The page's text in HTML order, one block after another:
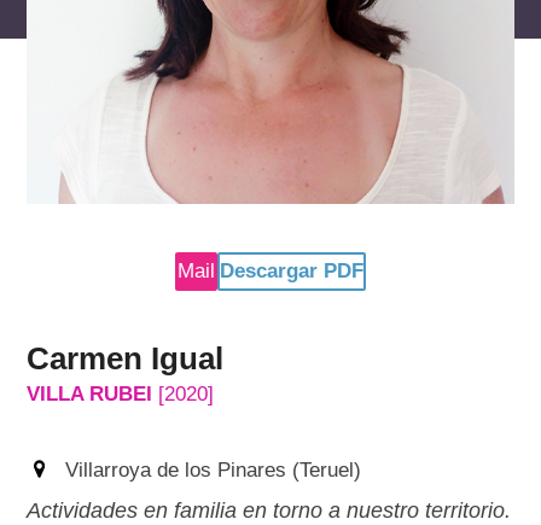
Mail Descargar PDF
Carmen Igual
VILLA RUBEI [2020]
Villarroya de los Pinares (Teruel)
Actividades en familia en torno a nuestro territorio.
reservados